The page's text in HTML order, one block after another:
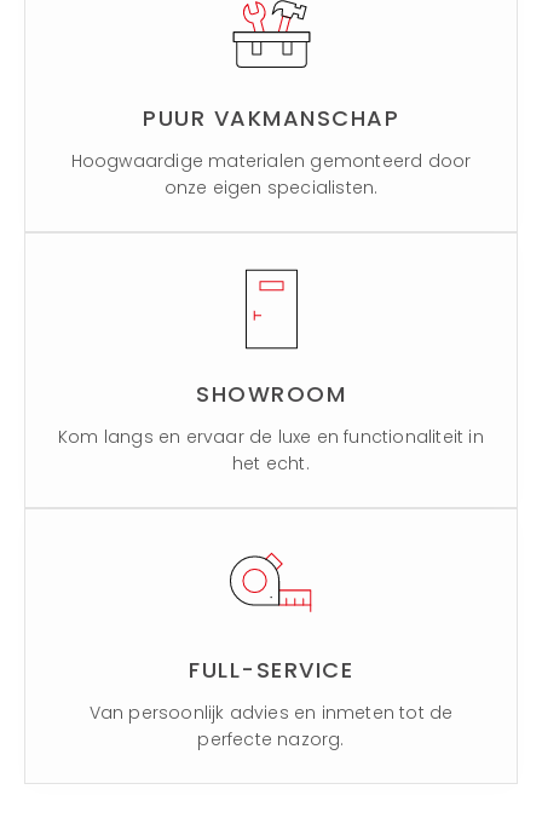
PUUR VAKMANSCHAP
Hoogwaardige materialen gemonteerd door
onze eigen specialisten.
SHOWROOM
Kom langs en ervaar de luxe en functionaliteit in
het echt.
FULL-SERVICE
Van persoonlijk advies en inmeten tot de
perfecte nazorg.